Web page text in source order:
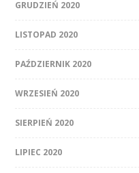
GRUDZIEŃ 2020
LISTOPAD 2020
PAŹDZIERNIK 2020
WRZESIEŃ 2020
SIERPIEŃ 2020
LIPIEC 2020